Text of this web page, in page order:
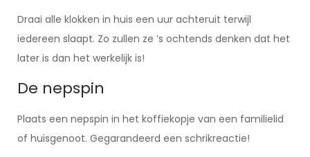
Draai alle klokken in huis een uur achteruit terwijl
iedereen slaapt. Zo zullen ze ’s ochtends denken dat het
later is dan het werkelijk is!
De nepspin
Plaats een nepspin in het koffiekopje van een familielid
of huisgenoot. Gegarandeerd een schrikreactie!